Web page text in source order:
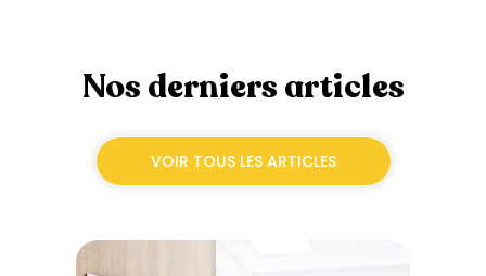
Nos derniers articles
VOIR TOUS LES ARTICLES